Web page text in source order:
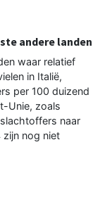
andere landen
waar relatief
in Italië,
per 100 duizend
Unie, zoals
naar
nog niet